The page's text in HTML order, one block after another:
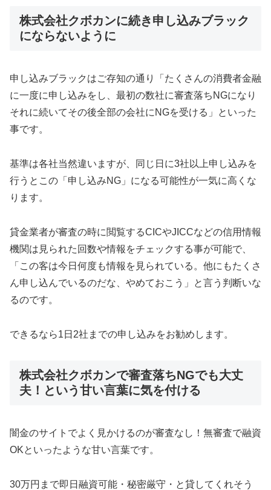
株式会社クボカンに続き申し込みブラック
にならないように
申し込みブラックはご存知の通り「たくさんの消費者金融
に一度に申し込みをし、最初の数社に審査落ちNGになり
それに続いてその後全部の会社にNGを受ける」といった
事です。
基準は各社当然違いますが、同じ日に3社以上申し込みを
行うとこの「申し込みNG」になる可能性が一気に高くな
ります。
貸金業者が審査の時に閲覧するCICやJICCなどの信用情報
機関は見られた回数や情報をチェックする事が可能で、
「この客は今日何度も情報を見られている。他にもたくさ
ん申し込んでいるのだな、やめておこう」と言う判断いな
るのです。
できるなら1日2社までの申し込みをお勧めします。
株式会社クボカンで審査落ちNGでも大丈
夫！という甘い言葉に気を付ける
闇金のサイトでよく見かけるのが審査なし！無審査で融資
OKといったような甘い言葉です。
30万円まで即日融資可能・秘密厳守・と貸してくれそう